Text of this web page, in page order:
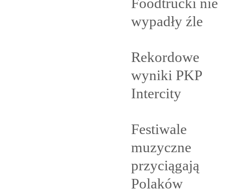
wypadły źle
Rekordowe
wyniki PKP
Intercity
Festiwale
muzyczne
przyciągają
Polaków